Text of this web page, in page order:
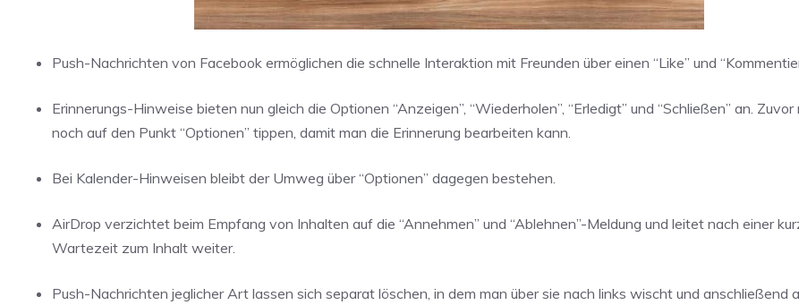
Push-Nachrichten von Facebook ermöglichen die schnelle Interaktion mit Freunden über einen “Like” und
Erinnerungs-Hinweise bieten nun gleich die Optionen “Anzeigen”, “Wiederholen”, “Erledigt” und “Schließen” an.
noch auf den Punkt “Optionen” tippen, damit man die Erinnerung bearbeiten kann.
Bei Kalender-Hinweisen bleibt der Umweg über “Optionen” dagegen bestehen.
AirDrop verzichtet beim Empfang von Inhalten auf die “Annehmen” und “Ablehnen”-Meldung und leitet nach einer
Wartezeit zum Inhalt weiter.
Push-Nachrichten jeglicher Art lassen sich separat löschen, in dem man über sie nach links wischt und anschließend